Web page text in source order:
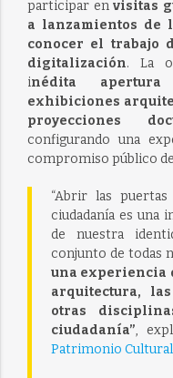
participar envisitas
a lanzamientos de
conocer el trabajo
digitalización. La
inédita
exhibiciones
proyecciones
configurando una
compromiso público de
“Abrir las
ciudadanía es una
de nuestra
conjunto de todas
una experiencia
arquitectura,
otras
ciudadanía”,
Patrimonio Cultural